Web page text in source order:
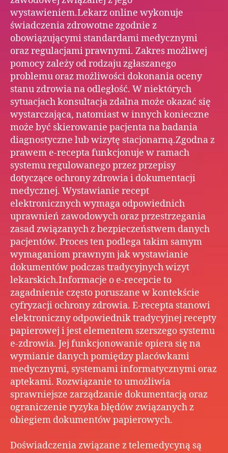
wystawieniem.Lekarz online wykonuje
świadczenia zdrowotne zgodnie z
obowiązującymi standardami medycznymi
oraz regulacjami prawnymi. Zakres możliwej
pomocy zależy od rodzaju zgłaszanego
problemu oraz możliwości dokonania oceny
stanu zdrowia na odległość. W niektórych
sytuacjach konsultacja zdalna może okazać się
wystarczająca, natomiast w innych konieczne
może być skierowanie pacjenta na badania
diagnostyczne lub wizytę stacjonarną.Zgodna z
prawem e-recepta funkcjonuje w ramach
systemu regulowanego przez przepisy
dotyczące ochrony zdrowia i dokumentacji
medycznej. Wystawianie recept
elektronicznych wymaga odpowiednich
uprawnień zawodowych oraz przestrzegania
zasad związanych z bezpieczeństwem danych
pacjentów. Proces ten podlega takim samym
wymaganiom prawnym jak wystawianie
dokumentów podczas tradycyjnych wizyt
lekarskich.Informacje o e-recepcie to
zagadnienie często poruszane w kontekście
cyfryzacji ochrony zdrowia. E-recepta stanowi
elektroniczny odpowiednik tradycyjnej recepty
papierowej i jest elementem szerszego systemu
e-zdrowia. Jej funkcjonowanie opiera się na
wymianie danych pomiędzy placówkami
medycznymi, systemami informatycznymi oraz
aptekami. Rozwiązanie to umożliwia
sprawniejsze zarządzanie dokumentacją oraz
ograniczenie ryzyka błędów związanych z
obiegiem dokumentów papierowych.
Doświadczenia związane z telemedycyną są